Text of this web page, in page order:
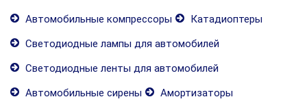
Автомобильные компрессоры
Катадиоптеры
Светодиодные лампы для автомобилей
Светодиодные ленты для автомобилей
Автомобильные сирены
Амортизаторы